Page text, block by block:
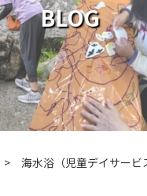
BLOG
> 海水浴（児童デイサービ